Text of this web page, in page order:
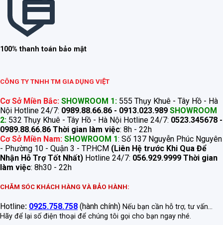
100% thanh toán bảo mật
CÔNG TY TNHH TM GIA DỤNG VIỆT
Cơ Sở Miền Bắc: SHOWROOM 1: 555 Thụy Khuê - Tây Hồ - Hà
Nội Hotline 24/7: 0989.88.66.86 - 0913.023.989 SHOWROOM
2: 532 Thụy Khuê - Tây Hồ - Hà Nội Hotline 24/7: 0523.345678 -
0989.88.66.86 Thời gian làm việc: 8h - 22h
Cơ Sở Miền Nam: SHOWROOM 1: Số 137 Nguyễn Phúc Nguyên
- Phường 10 - Quận 3 - TP.HCM (Liên Hệ trước Khi Qua Để
Nhận Hỗ Trợ Tốt Nhất) Hotline 24/7: 056.929.9999 Thời gian
làm việc: 8h30 - 22h
CHĂM SÓC KHÁCH HÀNG VÀ BẢO HÀNH:
Hotline: 0925.758.758 (hành chính) Nếu bạn cần hỗ trợ, tư vấn...
Hãy để lại số điện thoại để chúng tôi gọi cho bạn ngay nhé.